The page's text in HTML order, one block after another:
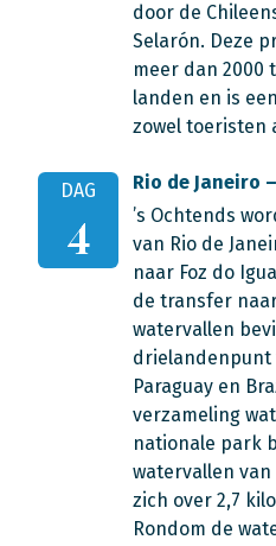
door de
Selarón. Deze
meer dan 2000
landen en is
zowel toeristen
DAG
4
Rio de Janeiro
’s Ochtends
van Rio de
naar Foz do
de transfer
watervallen
drielandenpunt
Paraguay en
verzameling
nationale park
watervallen van
zich over 2,7
Rondom de